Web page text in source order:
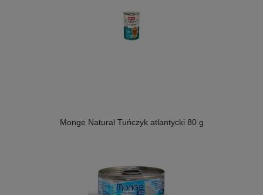
Monge Natural Tuńczyk atlantycki 80 g